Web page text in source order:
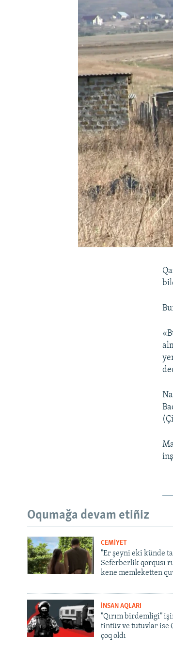
Oqumağa devam etiñiz
CEMİYET
"Er şeyni eki künde
Seferberlik qorqusı
kene memleketten
İNSAN AQLARI
"Qırım birdemligi"
tintüv ve tutuvlar ise
çoq oldı